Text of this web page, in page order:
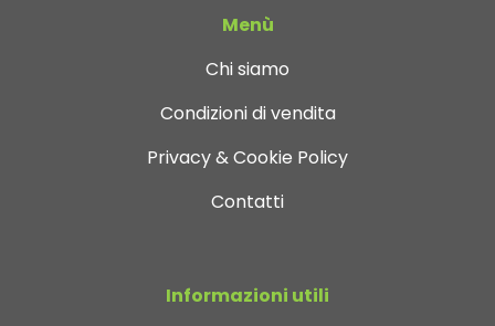
Menù
Chi siamo
Condizioni di vendita
Privacy & Cookie Policy
Contatti
Informazioni utili